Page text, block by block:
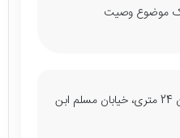
موضوع وصیت
تهران، شهرری، خیابان 24 متری، خیابان مسلم ابن